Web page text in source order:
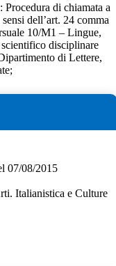
di chiamata a
dell’art. 24 comma
10/M1 – Lingue,
disciplinare
di Lettere,
07/08/2015
Italianistica e Culture